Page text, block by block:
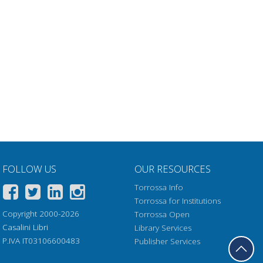
FOLLOW US
Copyright 2000-2026
Casalini Libri
P.IVA IT03106600483
OUR RESOURCES
Torrossa Info
Torrossa for Institutions
Torrossa Open
Library Services
Publisher Services